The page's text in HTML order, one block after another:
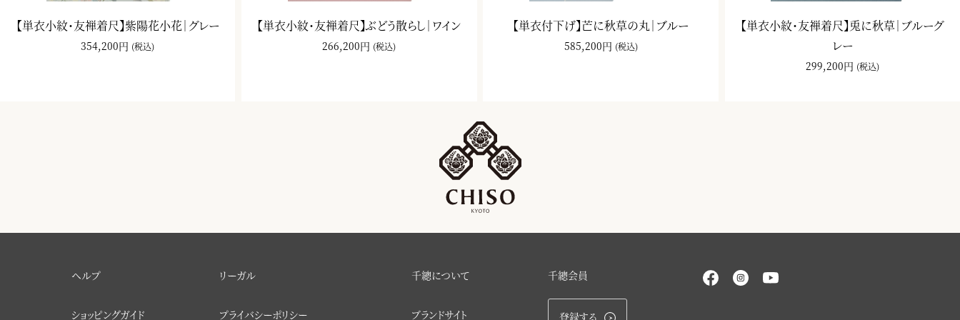
【単衣小紋・友禅着尺】紫陽花小花｜グレー
354,200円 (税込)
【単衣小紋・友禅着尺】ぶどう散らし｜ワイン
266,200円 (税込)
【単衣付下げ】芒に秋草の丸｜ブルー
585,200円 (税込)
【単衣小紋・友禅着尺】兎に秋草｜ブルーグ
レー
299,200円 (税込)
ヘルプ
ショッピングガイド
リーガル
プライバシーポリシー
千總について
ブランドサイト
千總会員
登録する